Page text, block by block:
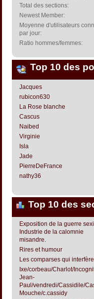
Total des sections:
Newest Member:
Moyenne d'utilisateurs
par jour:
Ratio hommes/femmes:
Top 10 des
Jacques
rubicon630
La Rose blanche
Cascus
Naibed
Virginie
Isla
Jade
PierreDeFrance
nathy36
Top 10 des
Exposition de la guerre
Industrie de la calomnie
misandre.
Rires et humour
Les comparses qui
Ixe/corbeau/Charlot/
Jean-
Paul/vendredi/Cassidile/
Mouche/c.cassidy